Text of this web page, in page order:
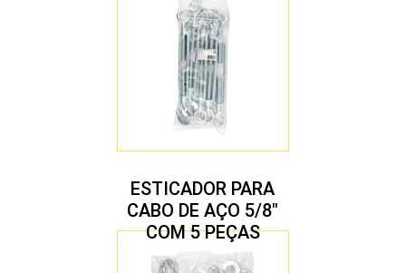
ESTICADOR PARA
CABO DE AÇO 5/8″
COM 5 PEÇAS